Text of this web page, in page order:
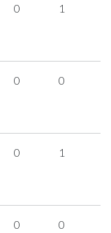
0 1
0 0
0 1
0 0